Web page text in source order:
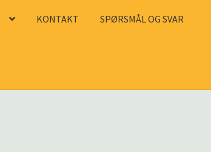
KONTAKT SPØRSMÅL OG SVAR